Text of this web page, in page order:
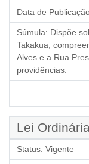
Data de
Súmula: Dispõe
Takakua,
Alves e a Rua
providências.
Lei
Status: Vigente